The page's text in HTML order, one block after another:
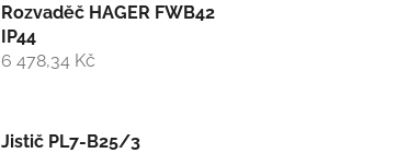
Rozvaděč HAGER FWB42
IP44
6 478,34 Kč
Jistič PL7-B25/3